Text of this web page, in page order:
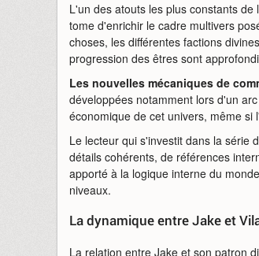
L'un des atouts les plus constants
tome d'enrichir le cadre multivers
choses, les différentes factions
progression des êtres sont
Les nouvelles mécaniques de
développées notamment lors d'un
économique de cet univers, même
Le lecteur qui s'investit dans la série
détails cohérents, de références
apporté à la logique interne du
niveaux.
La dynamique entre Jake et
La relation entre Jake et son patron